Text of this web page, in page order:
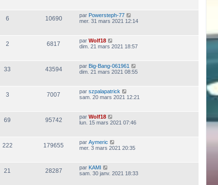
6 10690 par Powersteph-77
mer. 31 mars 2021 12:14
2 6817 par Wolf18
dim. 21 mars 2021 18:57
33 43594 par Big-Bang-061961
dim. 21 mars 2021 08:55
3 7007 par szpalapatrick
sam. 20 mars 2021 12:21
69 95742 par Wolf18
lun. 15 mars 2021 07:46
222 179655 par Aymeric
mer. 3 mars 2021 20:35
21 28287 par KAMI
sam. 30 janv. 2021 18:33